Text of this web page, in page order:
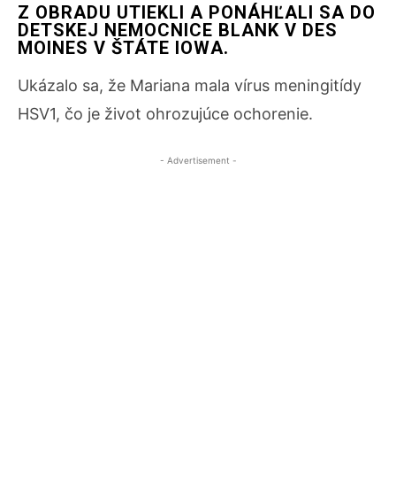
Z OBRADU UTIEKLI A PONÁHĽALI SA DO
DETSKEJ NEMOCNICE BLANK V DES
MOINES V ŠTÁTE IOWA.
Ukázalo sa, že Mariana mala vírus meningitídy
HSV1, čo je život ohrozujúce ochorenie.
- Advertisement -